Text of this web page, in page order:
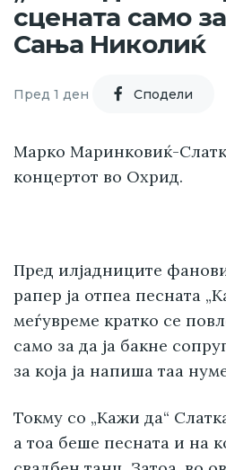
сцената само
Сања Николиќ
Пред 1 ден Cподели
Марко Маринковиќ-
концертот во Охрид.
Пред илјадниците
рапер ја отпеа песната
меѓувреме кратко се
само за да ја бакне
за која ја напиша таа
Токму со „Кажи да“
а тоа беше песната и на